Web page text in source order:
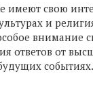
имеют свою
и
внимание
ответов от
событиях.